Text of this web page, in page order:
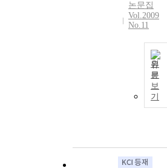
논문집
Vol.2009
No.11
원
문
보
기